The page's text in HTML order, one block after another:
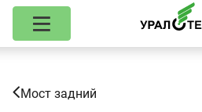
Мост задний